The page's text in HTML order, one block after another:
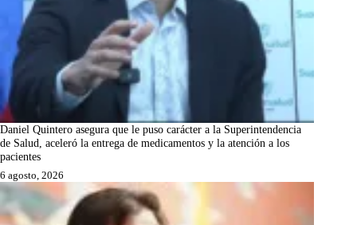
Daniel Quintero asegura que le puso carácter a la Superintendencia
de Salud, aceleró la entrega de medicamentos y la atención a los
pacientes
6 agosto, 2026